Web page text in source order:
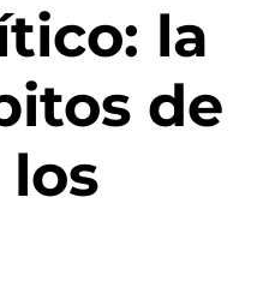
la
de